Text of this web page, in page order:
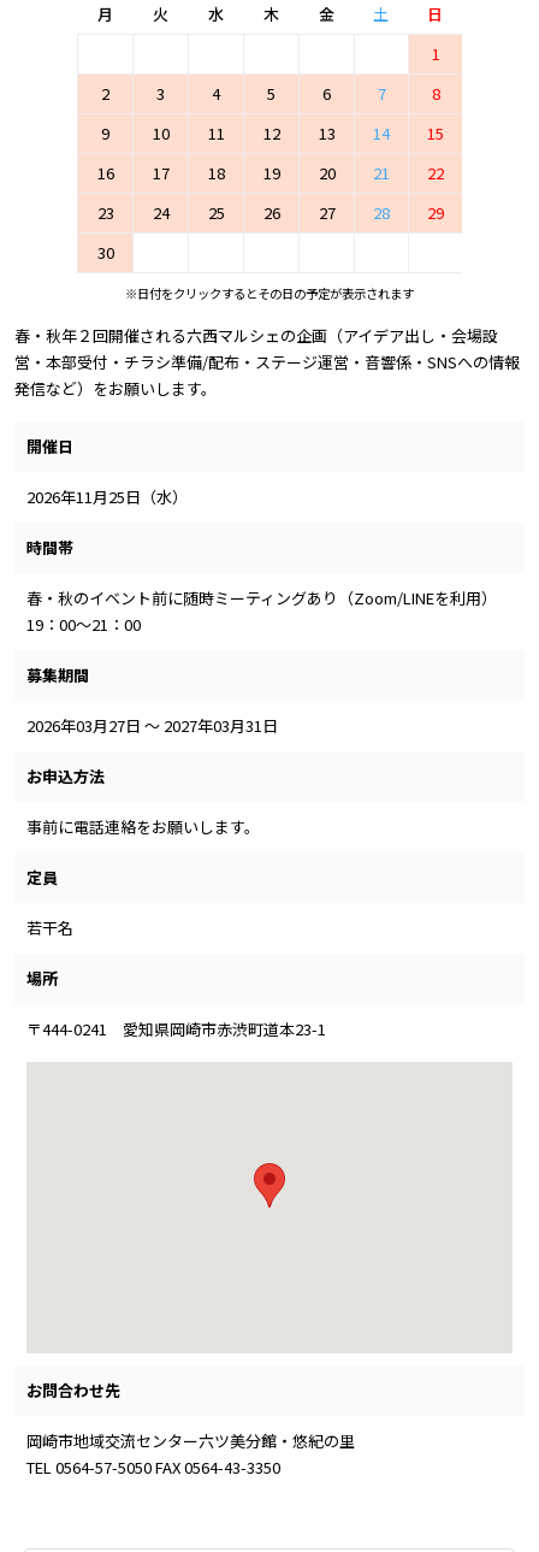
月 火 水 木 金 土
日
1
2
3 4 5 6 7
8
9
10 11 12 13 14
15
16
17 18 19 20 21
22
23
24 25 26 27 28
29
30
※日付をクリックするとその日の予定が表示されます
春・秋年２回開催される六西マルシェの企画（アイデア出し・会場設
営・本部受付・チラシ準備/配布・ステージ運営・音響係・SNSへの情報
発信など）をお願いします。
開催日
2026年11月25日（水）
時間帯
春・秋のイベント前に随時ミーティングあり（Zoom/LINEを利用）
19：00～21：00
募集期間
2026年03月27日 ～ 2027年03月31日
お申込方法
事前に電話連絡をお願いします。
定員
若干名
場所
〒444-0241 愛知県岡崎市赤渋町道本23-1
お問合わせ先
岡崎市地域交流センター六ツ美分館・悠紀の里
TEL 0564-57-5050 FAX 0564-43-3350